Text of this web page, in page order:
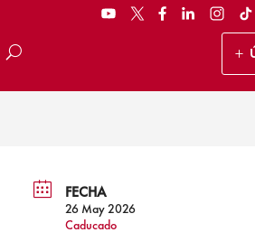
FECHA
26 May 2026
Caducado